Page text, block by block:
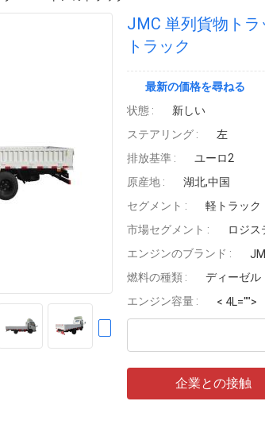
JMC 単列貨物ト
トラック
最新の価格を尋ねる
状態 :
新しい
ステアリング :
左
排放基準 :
ユーロ2
原産地 :
湖北,中国
セグメント :
軽トラック
市場セグメント :
ロジス
エンジンのブランド :
燃料の種類 :
ディーゼル
エンジン容量 :
< 4L="">
企業との接触